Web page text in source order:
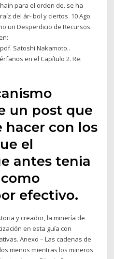
para el orden de. se ha
del ár- bol y ciertos 10 Ago
un Desperdicio de Recursos.
Satoshi Nakamoto..
en el Capítulo 2. Re:
un post que
hacer con los
el
antes tenia
efectivo.
y creador, la minería de
en esta guía con
Anexo – Las cadenas de
menos mientras los mineros